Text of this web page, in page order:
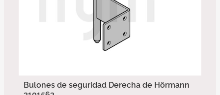
Bulones de seguridad Derecha de Hörmann